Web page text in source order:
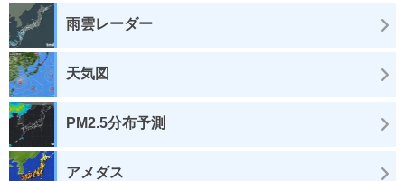
雨雲レーダー
天気図
PM2.5分布予測
アメダス